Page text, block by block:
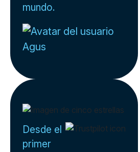
mundo.
Agus
Desde el
primer